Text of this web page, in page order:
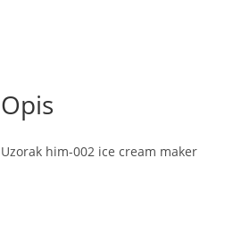
Opis
Uzorak him-002 ice cream maker